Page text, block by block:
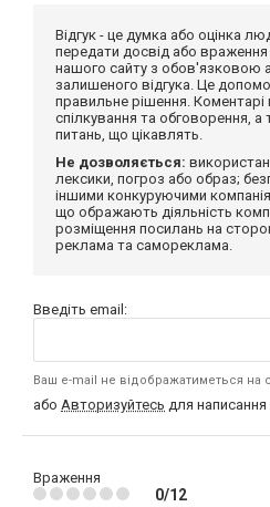
Відгук - це думка або оцінка
передати досвід або
нашого сайту з обов'язковою
залишеного відгука. Це
правильне рішення. Коментарі
спілкування та обговорення,
питань, що цікавлять.
Не дозволяється:
лексики, погроз або образ;
іншими конкуруючими
що ображають діяльність
розміщення посилань на
реклама та самореклама.
Введіть email:
Ваш e-mail не відображатиметься на
або Авторизуйтесь для написання
Враження
0/12